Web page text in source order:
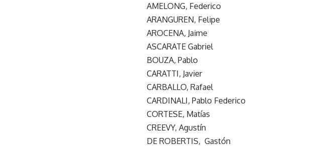
AMELONG, Federico
ARANGUREN, Felipe
AROCENA, Jaime
ASCARATE Gabriel
BOUZA, Pablo
CARATTI, Javier
CARBALLO, Rafael
CARDINALI, Pablo Federico
CORTESE, Matías
CREEVY, Agustín
DE ROBERTIS, Gastón